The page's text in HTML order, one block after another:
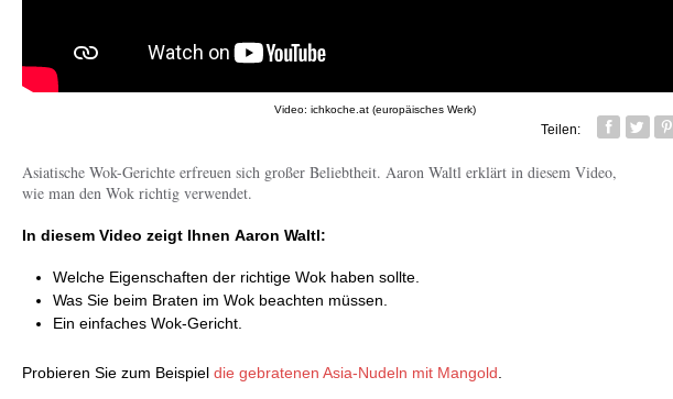
Video: ichkoche.at (europäisches Werk)
Teilen:
Asiatische Wok-Gerichte erfreuen sich großer Beliebtheit. Aaron Waltl erklärt in diesem Video,
wie man den Wok richtig verwendet.
In diesem Video zeigt Ihnen Aaron Waltl:
Welche Eigenschaften der richtige Wok haben sollte.
Was Sie beim Braten im Wok beachten müssen.
Ein einfaches Wok-Gericht.
Probieren Sie zum Beispiel die gebratenen Asia-Nudeln mit Mangold